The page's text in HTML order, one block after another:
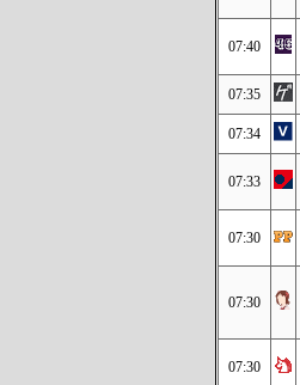
07:40
07:35
07:34
07:33
07:30
07:30
07:30